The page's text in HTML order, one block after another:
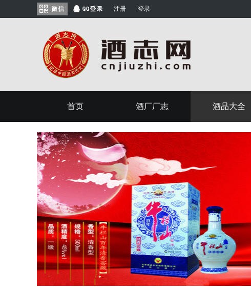
注册 登录
首页 酒厂厂志 酒品大全